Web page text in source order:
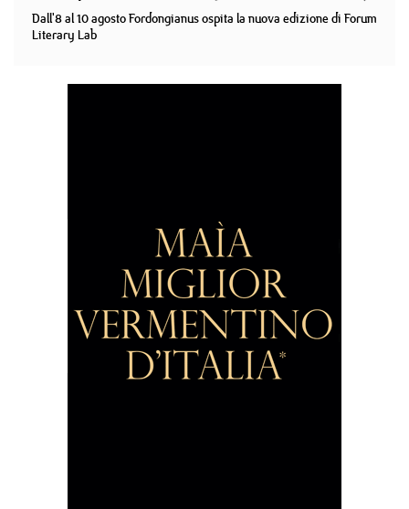
Dall'8 al 10 agosto Fordongianus ospita la nuova edizione di Forum
Literary Lab